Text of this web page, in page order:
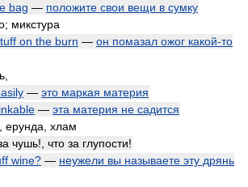
bag — положите свои вещи в сумку
микстура
on the burn — он помазал ожог какой-то
— это маркая материя
— эта материя не садится
ерунда, хлам
чушь!, что за глупости!
wine? — неужели вы называете эту дрянь